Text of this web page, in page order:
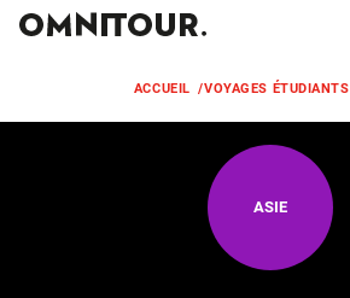
ACCUEIL /VOYAGES ÉTUDIANTS
ASIE